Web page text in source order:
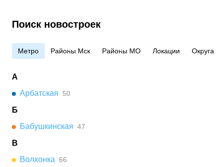
Поиск новостроек
Метро Районы Мск Районы МО Локации Округа
А
Арбатская
50
Б
Бабушкинская 47
В
Волхонка 66